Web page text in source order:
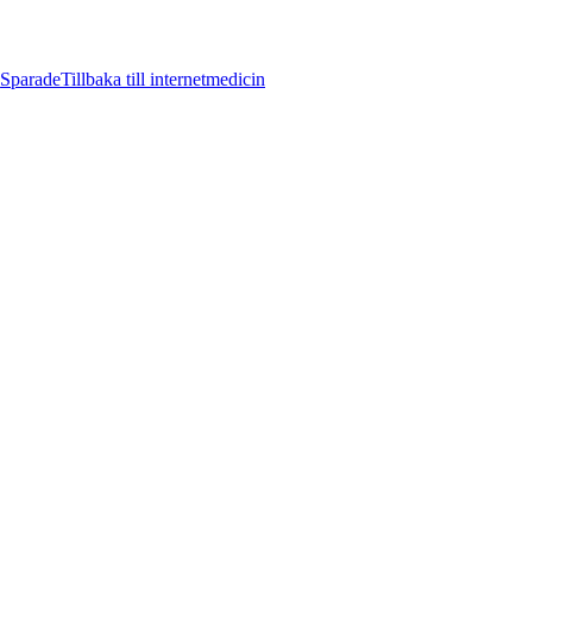
SparadeTillbaka till internetmedicin